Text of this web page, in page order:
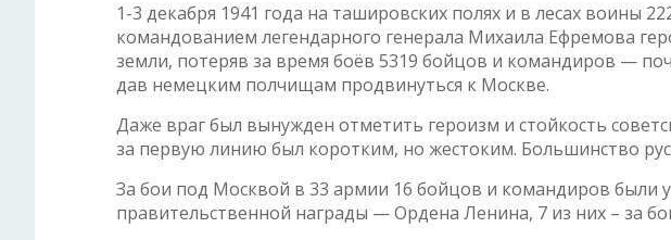
1-3 декабря 1941 года на ташировских полях и в лесах воины
командованием легендарного генерала Михаила Ефремова
земли, потеряв за время боёв 5319 бойцов и командиров —
дав немецким полчищам продвинуться к Москве.
Даже враг был вынужден отметить героизм и стойкость
за первую линию был коротким, но жестоким. Большинство
За бои под Москвой в 33 армии 16 бойцов и командиров были
правительственной награды — Ордена Ленина, 7 из них – за